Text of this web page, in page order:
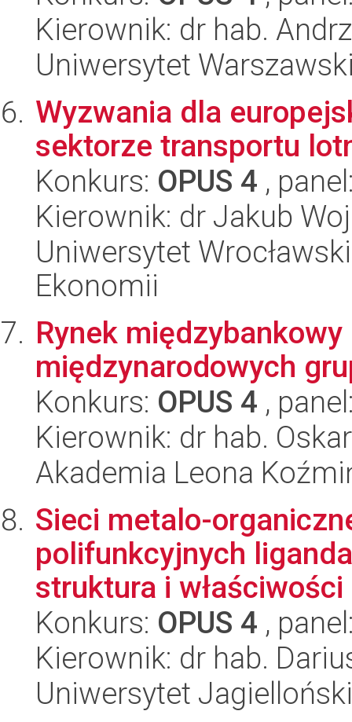
Kierownik: dr hab.
Uniwersytet
Wyzwania dla
sektorze transportu
Konkurs: OPUS 4 ,
Kierownik: dr Jakub
Uniwersytet
Ekonomii
Rynek
międzynarodowych
Konkurs: OPUS 4 ,
Kierownik: dr hab.
Akademia Leona
Sieci metalo-
polifunkcyjnych
struktura i
Konkurs: OPUS 4 ,
Kierownik: dr hab.
Uniwersytet